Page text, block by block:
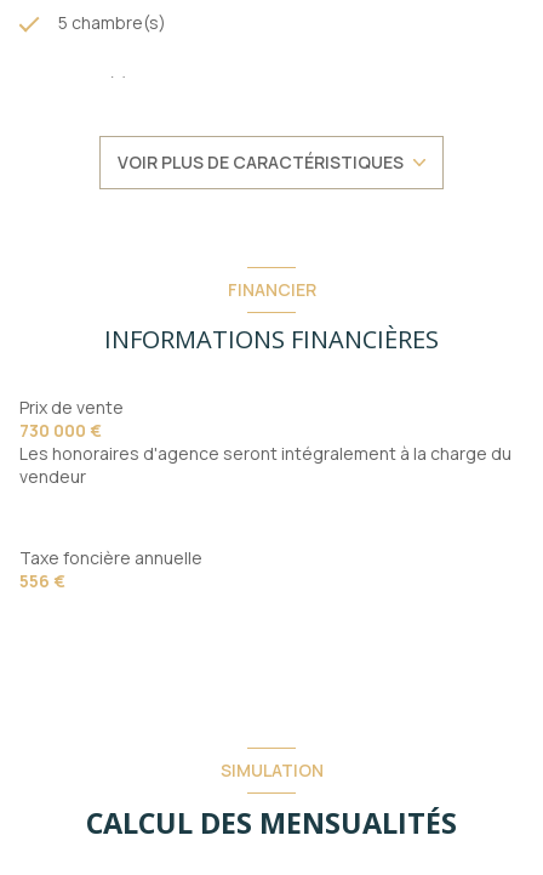
5 chambre(s)
1 salle(s) de bain
cuisine séparée (équipée)
6 parking(s)
2 niveau(x)
vue dégagée sur la verdure
interphone
VOIR PLUS DE CARACTÉRISTIQUES
FINANCIER
INFORMATIONS FINANCIÈRES
Prix de vente
730 000 €
Les honoraires d'agence seront intégralement à la charge du
vendeur
Taxe foncière annuelle
556 €
SIMULATION
CALCUL DES MENSUALITÉS